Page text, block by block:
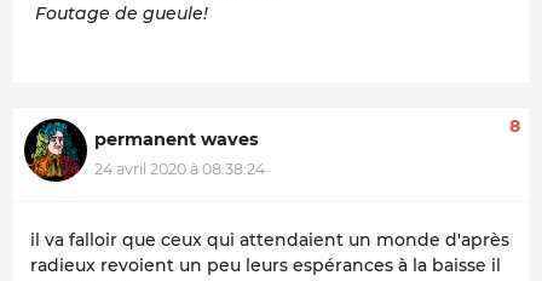
Foutage de gueule!
permanent waves
24 avril 2020 à 08:38:24
8
il va falloir que ceux qui attendaient un monde d'après
radieux revoient un peu leurs espérances à la baisse il